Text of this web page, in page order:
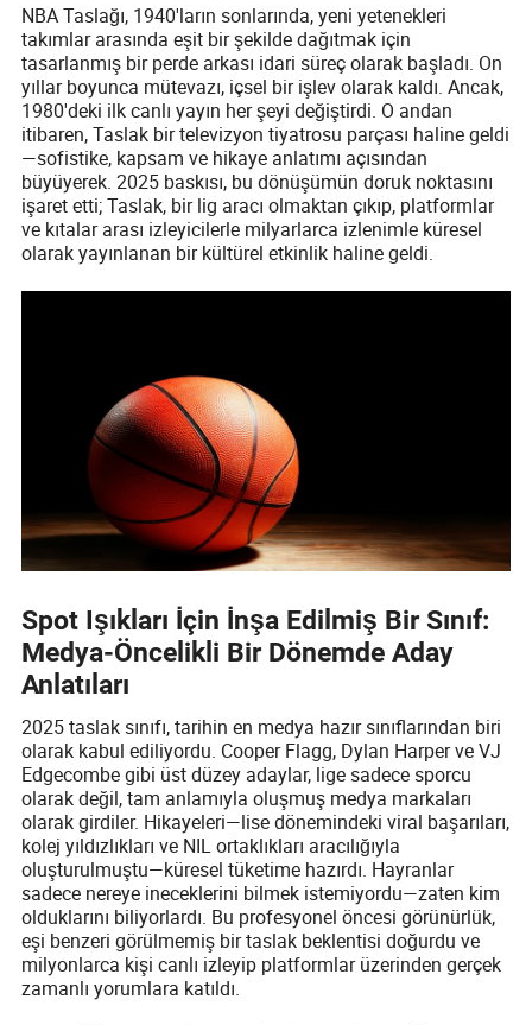
NBA Taslağı, 1940'ların sonlarında, yeni yetenekleri
takımlar arasında eşit bir şekilde dağıtmak için
tasarlanmış bir perde arkası idari süreç olarak başladı. On
yıllar boyunca mütevazı, içsel bir işlev olarak kaldı. Ancak,
1980'deki ilk canlı yayın her şeyi değiştirdi. O andan
itibaren, Taslak bir televizyon tiyatrosu parçası haline geldi
—sofistike, kapsam ve hikaye anlatımı açısından
büyüyerek. 2025 baskısı, bu dönüşümün doruk noktasını
işaret etti; Taslak, bir lig aracı olmaktan çıkıp, platformlar
ve kıtalar arası izleyicilerle milyarlarca izlenimle küresel
olarak yayınlanan bir kültürel etkinlik haline geldi.
Spot Işıkları İçin İnşa Edilmiş Bir Sınıf:
Medya-Öncelikli Bir Dönemde Aday
Anlatıları
2025 taslak sınıfı, tarihin en medya hazır sınıflarından biri
olarak kabul ediliyordu. Cooper Flagg, Dylan Harper ve VJ
Edgecombe gibi üst düzey adaylar, lige sadece sporcu
olarak değil, tam anlamıyla oluşmuş medya markaları
olarak girdiler. Hikayeleri—lise dönemindeki viral başarıları,
kolej yıldızlıkları ve NIL ortaklıkları aracılığıyla
oluşturulmuştu—küresel tüketime hazırdı. Hayranlar
sadece nereye ineceklerini bilmek istemiyordu—zaten kim
olduklarını biliyorlardı. Bu profesyonel öncesi görünürlük,
eşi benzeri görülmemiş bir taslak beklentisi doğurdu ve
milyonlarca kişi canlı izleyip platformlar üzerinden gerçek
zamanlı yorumlara katıldı.